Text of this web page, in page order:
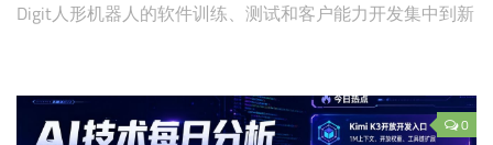
Digit人形机器人的软件训练、测试和客户能力开发集中到新
0